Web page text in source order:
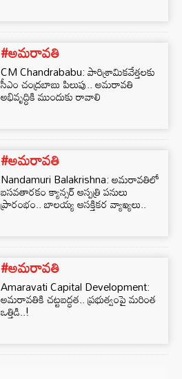
#అమరావతి
CM Chandrababu: పారిశ్రామికవేత్తలకు
సీఎం చంద్రబాబు పిలుపు.. అమరావతి
అభివృద్ధికి ముందుకు రావాలి
#అమరావతి
Nandamuri Balakrishna: అమరావతిలో
బసవతారకం క్యాన్సర్ ఆస్పత్రి పనులు
ప్రారంభం.. బాలయ్య ఆసక్తికర వ్యాఖ్యలు..
#అమరావతి
Amaravati Capital Development:
అమరావతికి చట్టబద్ధత.. ప్రభుత్వంపై మరింత
ఒత్తిడి..!